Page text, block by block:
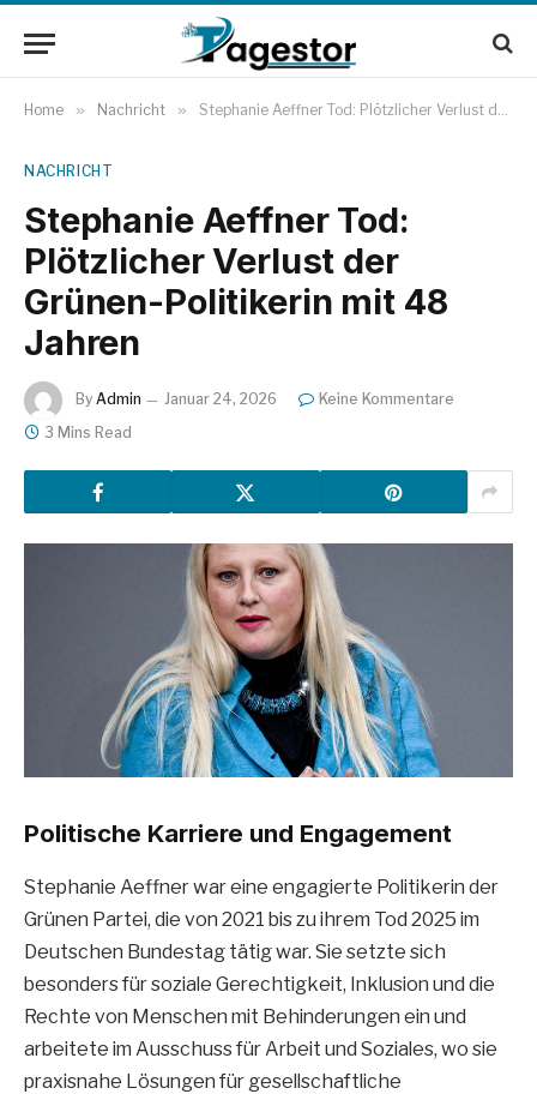
Home » Nachricht » Stephanie Aeffner Tod: Plötzlicher Verlust der Grünen-Politikerin mit 48 Jahren
NACHRICHT
Stephanie Aeffner Tod:
Plötzlicher Verlust der
Grünen-Politikerin mit 48
Jahren
By Admin Januar 24, 2026
Keine Kommentare
3 Mins Read
Politische Karriere und Engagement
Stephanie Aeffner war eine engagierte Politikerin der
Grünen Partei, die von 2021 bis zu ihrem Tod 2025 im
Deutschen Bundestag tätig war. Sie setzte sich
besonders für soziale Gerechtigkeit, Inklusion und die
Rechte von Menschen mit Behinderungen ein und
arbeitete im Ausschuss für Arbeit und Soziales, wo sie
praxisnahe Lösungen für gesellschaftliche